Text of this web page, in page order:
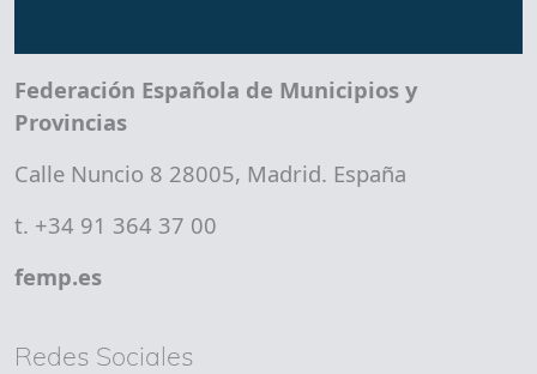
Federación Española de Municipios y
Provincias
Calle Nuncio 8 28005, Madrid. España
t. +34 91 364 37 00
femp.es
Redes Sociales